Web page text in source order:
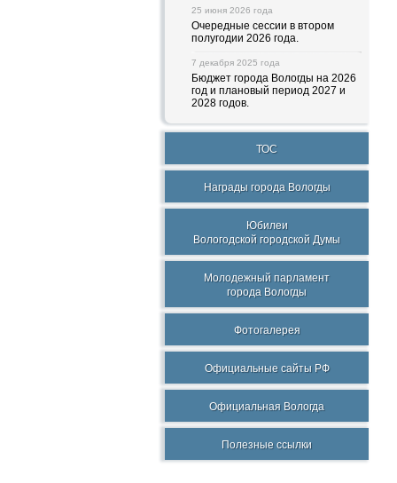
25 июня 2026 года
Очередные сессии в втором
полугодии 2026 года.
7 декабря 2025 года
Бюджет города Вологды на 2026
год и плановый период 2027 и
2028 годов.
ТОС
Награды города Вологды
Юбилеи
Вологодской городской Думы
Молодежный парламент
города Вологды
Фотогалерея
Официальные сайты РФ
Официальная Вологда
Полезные ссылки